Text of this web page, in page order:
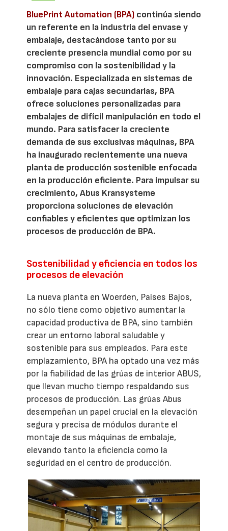
BluePrint Automation (BPA) continúa siendo
un referente en la industria del envase y
embalaje, destacándose tanto por su
creciente presencia mundial como por su
compromiso con la sostenibilidad y la
innovación. Especializada en sistemas de
embalaje para cajas secundarias, BPA
ofrece soluciones personalizadas para
embalajes de difícil manipulación en todo el
mundo. Para satisfacer la creciente
demanda de sus exclusivas máquinas, BPA
ha inaugurado recientemente una nueva
planta de producción sostenible enfocada
en la producción eficiente. Para impulsar su
crecimiento, Abus Kransysteme
proporciona soluciones de elevación
confiables y eficientes que optimizan los
procesos de producción de BPA.
Sostenibilidad y eficiencia en todos los
procesos de elevación
La nueva planta en Woerden, Países Bajos,
no sólo tiene como objetivo aumentar la
capacidad productiva de BPA, sino también
crear un entorno laboral saludable y
sostenible para sus empleados. Para este
emplazamiento, BPA ha optado una vez más
por la fiabilidad de las grúas de interior ABUS,
que llevan mucho tiempo respaldando sus
procesos de producción. Las grúas Abus
desempeñan un papel crucial en la elevación
segura y precisa de módulos durante el
montaje de sus máquinas de embalaje,
elevando tanto la eficiencia como la
seguridad en el centro de producción.